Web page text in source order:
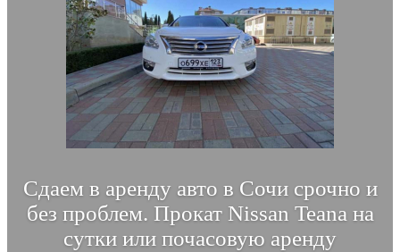
Сдаем в аренду авто в Сочи срочно и
без проблем. Прокат Nissan Teana на
сутки или почасовую аренду